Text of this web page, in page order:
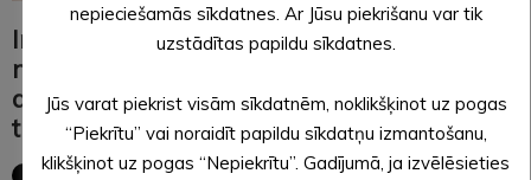
Ir stājušies spēkā saistošie noteikumi par
nekustamā īpašuma atvieglojumiem
atsevišķām uzņēmējdarbības nozarēm. Ar
tiem varat iepazīties:ŠEIT
nepieciešamās sīkdatnes. Ar Jūsu piekrišanu var tik
uzstādītas papildu sīkdatnes.
Jūs varat piekrist visām sīkdatnēm, noklikšķinot uz pogas
“Piekrītu” vai noraidīt papildu sīkdatņu izmantošanu,
klikšķinot uz pogas “Nepiekrītu”. Gadījumā, ja izvēlēsieties